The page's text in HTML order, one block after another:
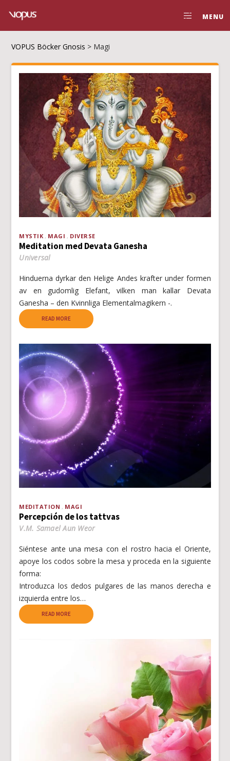
MENU
VOPUS Böcker Gnosis > Magi
MYSTIK MAGI DIVERSE
Meditation med Devata Ganesha
Universal
Hinduerna dyrkar den Helige Andes krafter under formen
av en gudomlig Elefant, vilken man kallar Devata
Ganesha – den Kvinnliga Elementalmagikern -.
READ MORE
MEDITATION MAGI
Percepción de los tattvas
V.M. Samael Aun Weor
Siéntese ante una mesa con el rostro hacia el Oriente,
apoye los codos sobre la mesa y proceda en la siguiente
forma:
Introduzca los dedos pulgares de las manos derecha e
izquierda entre los…
READ MORE